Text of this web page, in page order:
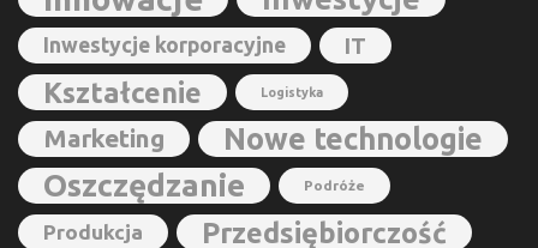
Inwestycje korporacyjne IT
Kształcenie Logistyka
Marketing Nowe technologie
Oszczędzanie Podróże
Produkcja Przedsiębiorczość